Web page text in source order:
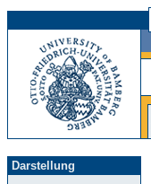
Darstellung